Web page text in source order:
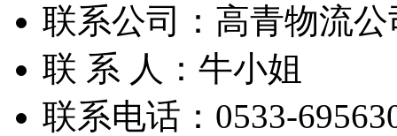
联系公司： 高青物流公
联 系 人： 牛小姐
联系电话： 0533-